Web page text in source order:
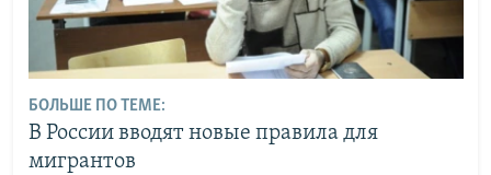
БОЛЬШЕ ПО ТЕМЕ:
В России вводят новые правила для
мигрантов